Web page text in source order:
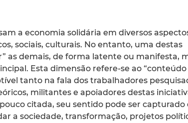
a economia solidária em diversos
sociais, culturais. No entanto, uma destas
as demais, de forma latente ou manifesta,
Esta dimensão refere-se ao “conteúdo
tanto na fala dos trabalhadores
militantes e apoiadores destas
citada, seu sentido pode ser capturado
a sociedade, transformação, projetos